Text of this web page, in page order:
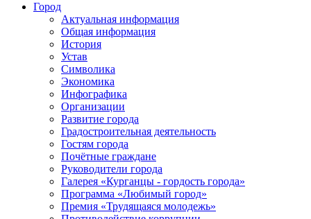
Город
Актуальная информация
Общая информация
История
Устав
Символика
Экономика
Инфографика
Организации
Развитие города
Градостроительная деятельность
Гостям города
Почётные граждане
Руководители города
Галерея «Курганцы - гордость города»
Программа «Любимый город»
Премия «Трудящаяся молодежь»